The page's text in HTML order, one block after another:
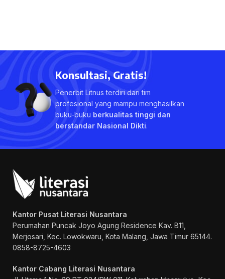
Konsultasi, Gratis!
Penerbit Litnus terdiri dari tim
profesional yang mampu menghasilkan
buku-buku berkualitas tinggi dan
berstandar Nasional Dikti.
Kantor Pusat Literasi Nusantara
Perumahan Puncak Joyo Agung Residence Kav. B11,
Merjosari, Kec. Lowokwaru, Kota Malang, Jawa Timur 65144.
0858-8725-4603
Kantor Cabang Literasi Nusantara